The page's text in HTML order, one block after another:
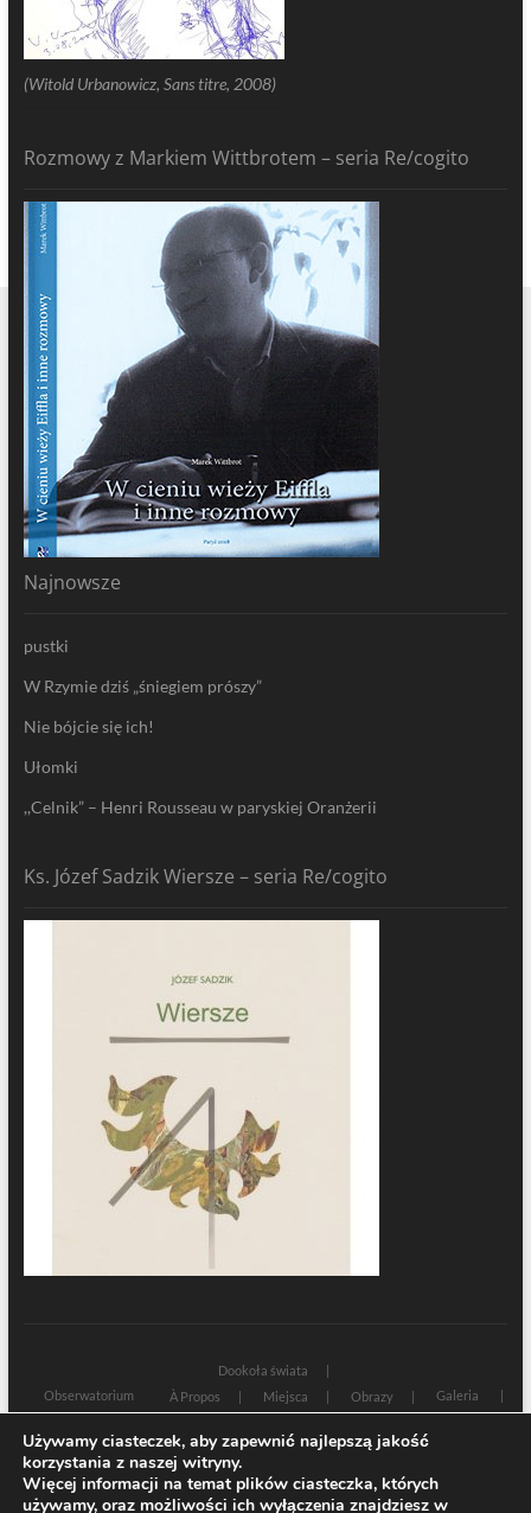
(Witold Urbanowicz, Sans titre, 2008)
Rozmowy z Markiem Wittbrotem – seria Re/cogito
Najnowsze
pustki
W Rzymie dziś „śniegiem prószy”
Nie bójcie się ich!
Ułomki
,,Celnik” – Henri Rousseau w paryskiej Oranżerii
Ks. Józef Sadzik Wiersze – seria Re/cogito
Dookoła świata
Obserwatorium
À Propos Miejsca Obrazy
Galeria
Sacrum profanum
Zamyślenia
Teksty
Rozmowy Świadectwa Na marginesie
Używamy ciasteczek, aby zapewnić najlepszą jakość
korzystania z naszej witryny.
Więcej informacji na temat plików ciasteczka, których
używamy, oraz możliwości ich wyłączenia znajdziesz w